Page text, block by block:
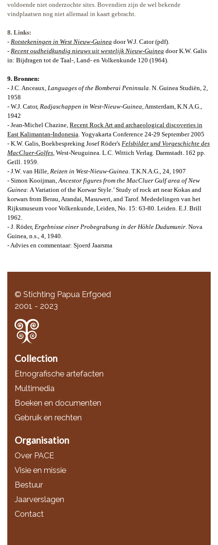
voldoende niet onderzochte sites. Bovendien zijn de wel bekende
vindplaatsen nog niet allemaal in kaart gebracht.
8. Links:
- Rotstekeningen in West Nieuw-Guinea door W.J. Cator (pdf).
- Recent oudheidkundig nieuws uit westelijk Nieuw-Guinea door K.W. Galis
in: Bijdragen tot de Taal-, Land- en Volkenkunde 120 (1964).
9. Bronnen:
- J.C. Anceaux, Languages of the Bomberai Peninsula. N. Guinea Studiën, 2,
1958
- W.J. Cator, Radjaschappen in West-Nieuw-Guinea,Amsterdam, K.N.A.G.,
1942
- Jean-Michel Chazine, Recent Rock Art and archaeological discoveries in
East Kalimantan-Indonesia. Yogyakarta Conference 24-29 September 2005
- K.W. Galis, Boekbespreking Josef Röder's Felsbilder und Vorgeschichte des
MacCluer-Golfes, West-Neuguinea. L.C. Wittich Verlag. Darmstadt. 162 pp.
Geïll. 1959.
- J.W. van Hille, Reizen in West-Nieuw-Guinea. T.K.N.A.G., 24, 1907
- Simon Kooijman,Ancestor figures from the MacCluer Gulf area of New
Guinea: A Variation of the Korwar Style.’ Study of rock art near Kokas and
korwars from Berau, Arandai, Masuweri, and Tarof. Mededelingen van het
Rijksmuseum voorVolkenkunde, Leiden, No. 15: 63-80. Leiden. E.J. Brill
1962.
- J. Röder, Ergebnisse einer Probegrabung in der Höhle Dudumunir. Nova
Guinea, n.s., 4, 1940.
- Advies en commentaar: Sjoerd Jaarsma
© Stichting Papua Erfgoed
2001 - 2023
Collection
Etnografische artefacten
Multimedia
Boeken en documenten
Gebruik en rechten
Organisation
Over PACE
Visie en missie
Bestuur
Jaarverslagen
Contact